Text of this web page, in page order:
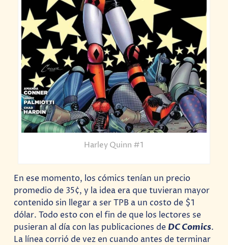
Harley Quinn #1
En ese momento, los cómics tenían un precio
promedio de 35¢, y la idea era que tuvieran mayor
contenido sin llegar a ser TPB a un costo de $1
dólar. Todo esto con el fin de que los lectores se
pusieran al día con las publicaciones de DC Comics.
La línea corrió de vez en cuando antes de terminar